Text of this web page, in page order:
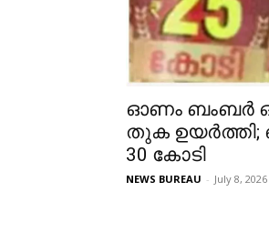
ഓണം ബംബര്‍
തുക ഉയര്‍ത്തി;
30 കോടി
NEWS BUREAU - July 8, 2026